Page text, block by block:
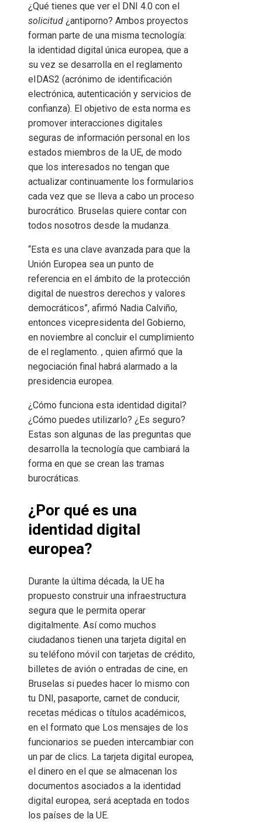
¿Qué tienes que ver el DNI 4.0 con el
solicitud ¿antiporno? Ambos proyectos
forman parte de una misma tecnología:
la identidad digital única europea, que a
su vez se desarrolla en el reglamento
eIDAS2 (acrónimo de identificación
electrónica, autenticación y servicios de
confianza). El objetivo de esta norma es
promover interacciones digitales
seguras de información personal en los
estados miembros de la UE, de modo
que los interesados ​​no tengan que
actualizar continuamente los formularios
cada vez que se lleva a cabo un proceso
burocrático. Bruselas quiere contar con
todos nosotros desde la mudanza.
“Esta es una clave avanzada para que la
Unión Europea sea un punto de
referencia en el ámbito de la protección
digital de nuestros derechos y valores
democráticos”, afirmó Nadia Calviño,
entonces vicepresidenta del Gobierno,
en noviembre al concluir el cumplimiento
de el reglamento. , quien afirmó que la
negociación final habrá alarmado a la
presidencia europea.
¿Cómo funciona esta identidad digital?
¿Cómo puedes utilizarlo? ¿Es seguro?
Estas son algunas de las preguntas que
desarrolla la tecnología que cambiará la
forma en que se crean las tramas
burocráticas.
¿Por qué es una
identidad digital
europea?
Durante la última década, la UE ha
propuesto construir una infraestructura
segura que le permita operar
digitalmente. Así como muchos
ciudadanos tienen una tarjeta digital en
su teléfono móvil con tarjetas de crédito,
billetes de avión o entradas de cine, en
Bruselas si puedes hacer lo mismo con
tu DNI, pasaporte, carnet de conducir,
recetas médicas o títulos académicos,
en el formato que Los mensajes de los
funcionarios se pueden intercambiar con
un par de clics. La tarjeta digital europea,
el dinero en el que se almacenan los
documentos asociados a la identidad
digital europea, será aceptada en todos
los países de la UE.